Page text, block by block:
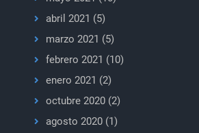
abril 2021 (5)
marzo 2021 (5)
febrero 2021 (10)
enero 2021 (2)
octubre 2020(2)
agosto 2020(1)